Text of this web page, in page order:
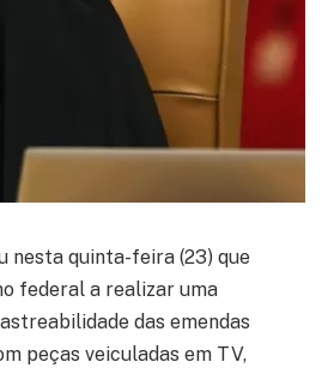
nesta quinta-feira (23) que
federal a realizar uma
das emendas
peças veiculadas em TV,